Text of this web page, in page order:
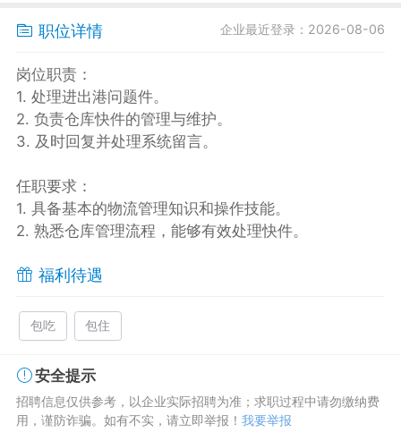
职位详情 企业最近登录：2026-08-06
岗位职责：
1. 处理进出港问题件。
2. 负责仓库快件的管理与维护。
3. 及时回复并处理系统留言。
任职要求：
1. 具备基本的物流管理知识和操作技能。
2. 熟悉仓库管理流程，能够有效处理快件。
福利待遇
包吃 包住
安全提示
招聘信息仅供参考，以企业实际招聘为准；求职过程中请勿缴纳费
用，谨防诈骗。如有不实，请立即举报！ 我要举报